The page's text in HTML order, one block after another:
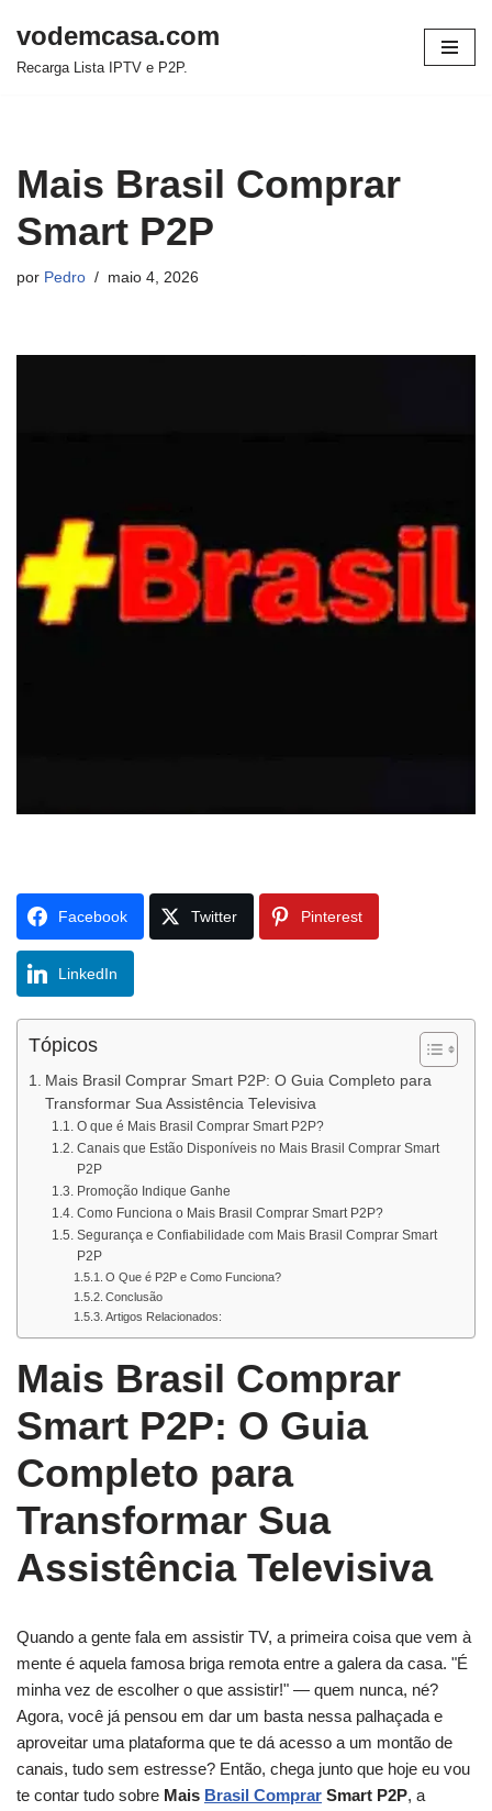
Pular
vodemcasa.com
Recarga Lista IPTV e P2P.
Mais Brasil Comprar
Smart P2P
por Pedro maio 4, 2026
Facebook Twitter Pinterest
LinkedIn
Tópicos
Mais Brasil Comprar Smart P2P: O Guia Completo para
Transformar Sua Assistência Televisiva
O que é Mais Brasil Comprar Smart P2P?
Canais que Estão Disponíveis no Mais Brasil Comprar Smart
P2P
Promoção Indique Ganhe
Como Funciona o Mais Brasil Comprar Smart P2P?
Segurança e Confiabilidade com Mais Brasil Comprar Smart
P2P
O Que é P2P e Como Funciona?
Conclusão
Artigos Relacionados:
Mais Brasil Comprar
Smart P2P: O Guia
Completo para
Transformar Sua
Assistência Televisiva
Quando a gente fala em assistir TV, a primeira coisa que vem à
mente é aquela famosa briga remota entre a galera da casa. "É
minha vez de escolher o que assistir!" — quem nunca, né?
Agora, você já pensou em dar um basta nessa palhaçada e
aproveitar uma plataforma que te dá acesso a um montão de
canais, tudo sem estresse? Então, chega junto que hoje eu vou
te contar tudo sobre Mais Brasil Comprar Smart P2P, a